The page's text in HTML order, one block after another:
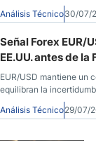
estructura técnica que
Análisis Técnico30/07/
Señal Forex EUR/
EE.UU. antes de la
EUR/USD mantiene un
equilibran la
Federal y varias
Análisis Técnico29/07/